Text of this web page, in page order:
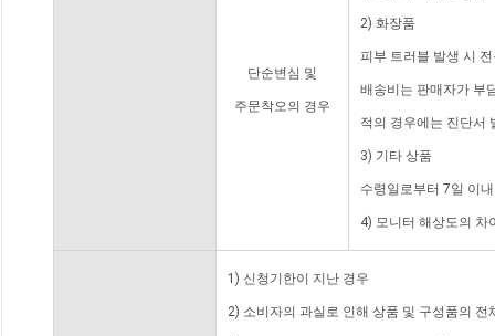
단순변심 및
주문착오의 경우
2) 화장품
피부 트러블 발생 시
배송비는 판매자가 부
적의 경우에는 진단서
3) 기타 상품
수령일로부터 7일 이
4) 모니터 해상도의 차
1) 신청기한이 지난 경우
2) 소비자의 과실로 인해 상품 및 구성품의